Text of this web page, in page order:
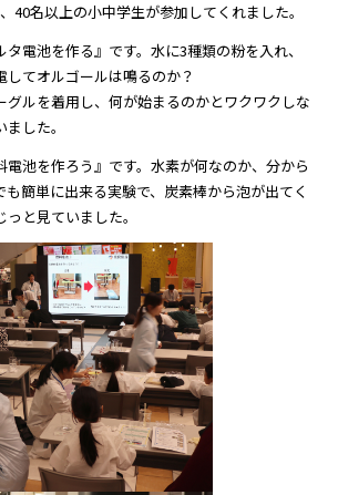
40名以上の小中学生が参加してくれました。
タ電池を作る』です。水に3種類の粉を入れ、
してオルゴールは鳴るのか？
グルを着用し、何が始まるのかとワクワクしな
した。
電池を作ろう』です。水素が何なのか、分から
も簡単に出来る実験で、炭素棒から泡が出てく
と見ていました。